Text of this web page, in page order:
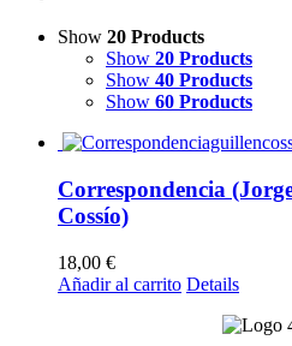
Show 20 Products
Show 20 Products
Show 40 Products
Show 60 Products
Correspondencia
Cossío)
18,00 €
Añadir al carrito Details